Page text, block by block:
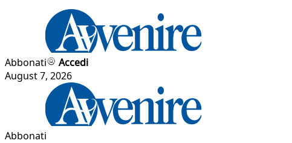
Abbonati
Accedi
August 7, 2026
Abbonati